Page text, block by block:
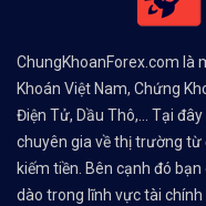
ChungKhoanForex.com là
Khoán Việt Nam, Chứng
Điện Tử, Dầu Thô,... Tại
chuyên gia về thị trường từ
kiếm tiền. Bên cạnh đó
dào trong lĩnh vực tài